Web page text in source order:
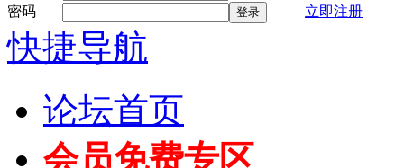
密码
登录 立即注册
快捷导航
论坛首页
会员免费专区